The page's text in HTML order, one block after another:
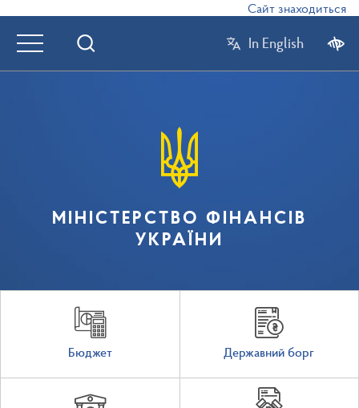
Сайт знаходиться в
In English
МІНІСТЕРСТВО ФІНАНСІВ
УКРАЇНИ
Бюджет Державний борг